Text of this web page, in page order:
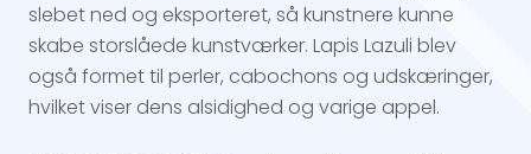
slebet ned og eksporteret, så kunstnere kunne
skabe storslåede kunstværker. Lapis Lazuli blev
også formet til perler, cabochons og udskæringer,
hvilket viser dens alsidighed og varige appel.